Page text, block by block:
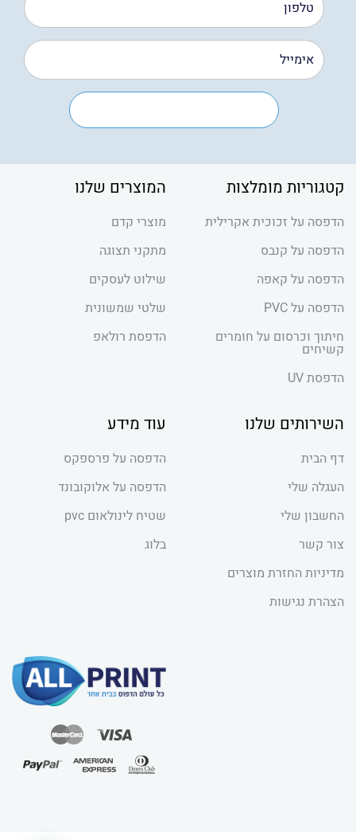
קטגוריות מומלצות
הדפסה על זכוכית אקרילית
הדפסה על קנבס
הדפסה על קאפה
הדפסה על PVC
חיתוך וכרסום על חומרים
קשיחים
הדפסת UV
המוצרים שלנו
מוצרי קדם
מתקני תצוגה
שילוט לעסקים
שלטי שמשונית
הדפסת רולאפ
השירותים שלנו
דף הבית
העגלה שלי
החשבון שלי
צור קשר
מדיניות החזרת מוצרים
הצהרת נגישות
עוד מידע
הדפסה על פרספקס
הדפסה על אלוקובונד
שטיח לינולאום pvc
בלוג